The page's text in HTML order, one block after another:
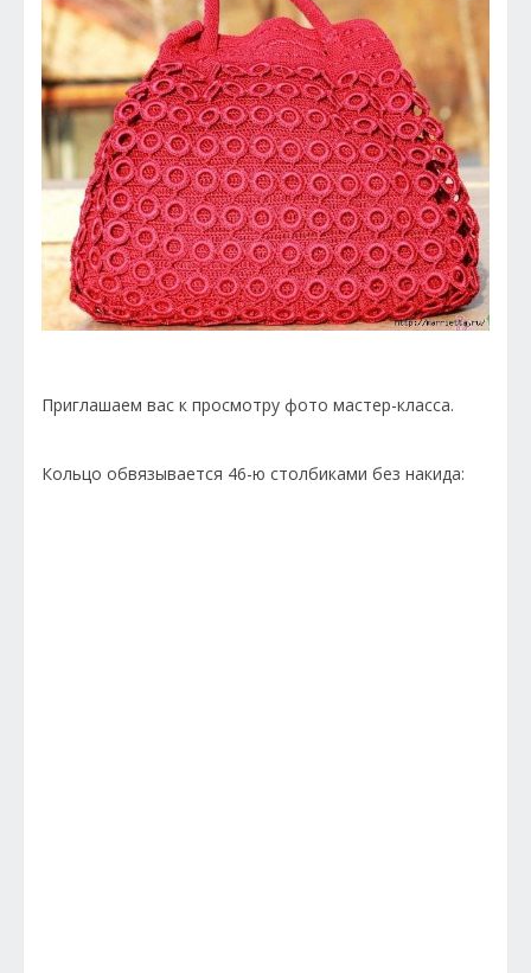
Приглашаем вас к просмотру фото мастер-класса.
Кольцо обвязывается 46-ю столбиками без накида: